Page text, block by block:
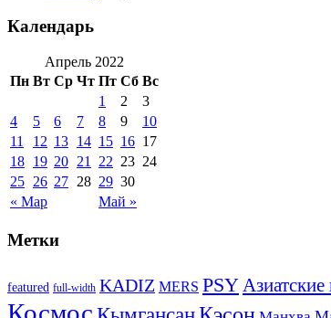
Календарь
Апрель 2022
Пн Вт Ср Чт Пт Сб Вс
« Мар Май »
1 2
3
4
5 6 7 8 9
10
11
12 13 14 15 16 17
18 19 20 21 22 23 24
25 26 27 28 29 30
Метки
featured full-width KADIZ MERS PSY